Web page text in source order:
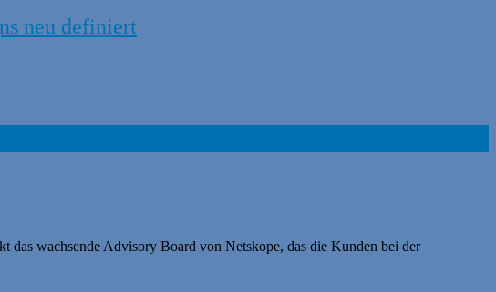
neu definiert
wachsende Advisory Board von Netskope, das die Kunden bei der